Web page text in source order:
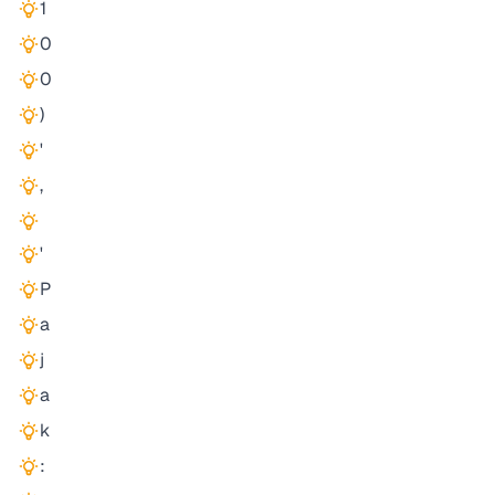
1
0
0
)
'
,
'
P
a
j
a
k
: